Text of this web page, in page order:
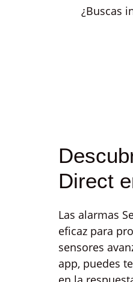
¿Buscas
Direct
Las alarmas
eficaz para
sensores
app, puedes